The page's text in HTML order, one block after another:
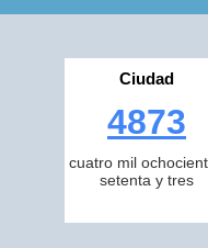
Ciudad
4873
cuatro mil
setenta y tres